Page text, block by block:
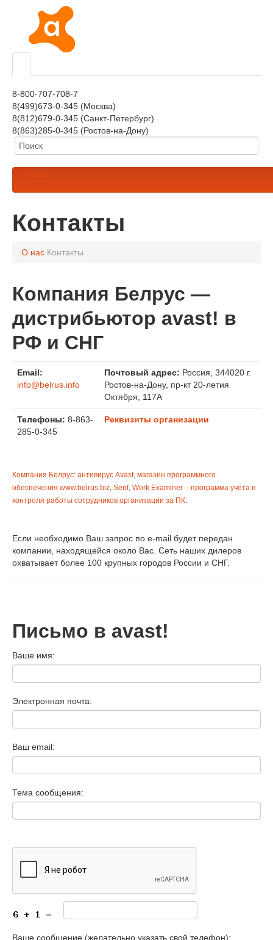
8-800-707-708-7
8(499)673-0-345 (Москва)
8(812)679-0-345 (Санкт-Петербург)
8(863)285-0-345 (Ростов-на-Дону)
Контакты
О нас Контакты
Компания Белрус —
дистрибьютор avast! в
РФ и СНГ
Email:
info@belrus.info
Почтовый адрес: Россия 344020 г.
Ростов-на-Дону, пр-кт 20-летия
Октября, 117A
Телефоны: 8-863-
285-0-345
Реквизиты организации
Компания Белрус: антивирус Avast, магазин программного
обеспечения www.belrus.biz, Serif, Work Examiner – программа учёта и
контроля работы сотрудников организации за ПК.
Если необходимо Ваш запрос по e-mail будет передан
компании, находящейся около Вас. Сеть наших дилеров
охватывает более 100 крупных городов России и СНГ.
Письмо в avast!
Ваше имя:
Электронная почта:
Ваш email:
Тема сообщения:
Ваше сообщение (желательно указать свой телефон):